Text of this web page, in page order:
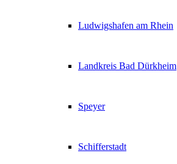
Ludwigshafen am Rhein
Landkreis Bad Dürkheim
Speyer
Schifferstadt